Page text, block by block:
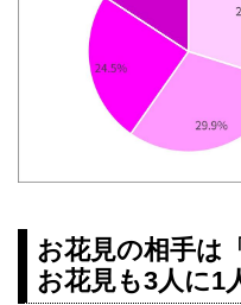
お花見の相手は
お花見も3人に1